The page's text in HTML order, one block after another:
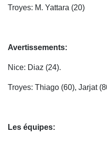
Troyes: M. Yattara (20)
Avertissements:
Nice: Diaz (24).
Troyes: Thiago (60), Jarjat
Les équipes: